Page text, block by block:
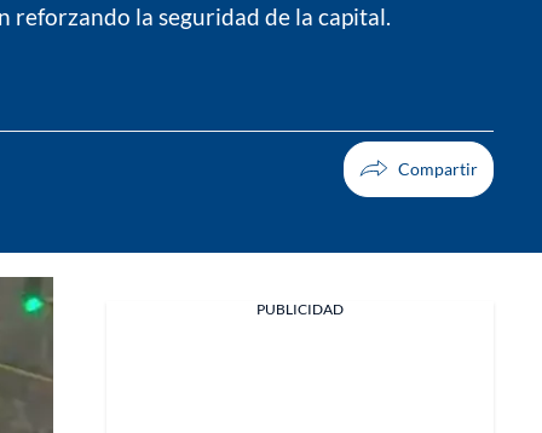
reforzando la seguridad de la capital.
PUBLICIDAD